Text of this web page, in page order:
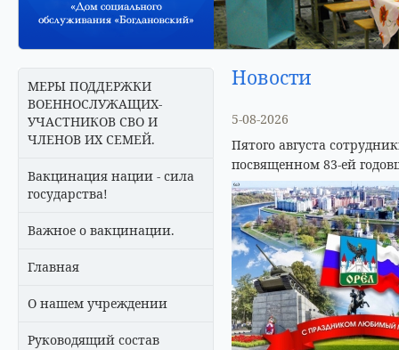
МЕРЫ ПОДДЕРЖКИ
ВОЕННОСЛУЖАЩИХ-
УЧАСТНИКОВ СВО И
ЧЛЕНОВ ИХ СЕМЕЙ.
Вакцинация нации - сила
государства!
Важное о вакцинации.
Главная
О нашем учреждении
Руководящий состав
Новости
5-08-2026
Пятого августа
посвященном 83-ей